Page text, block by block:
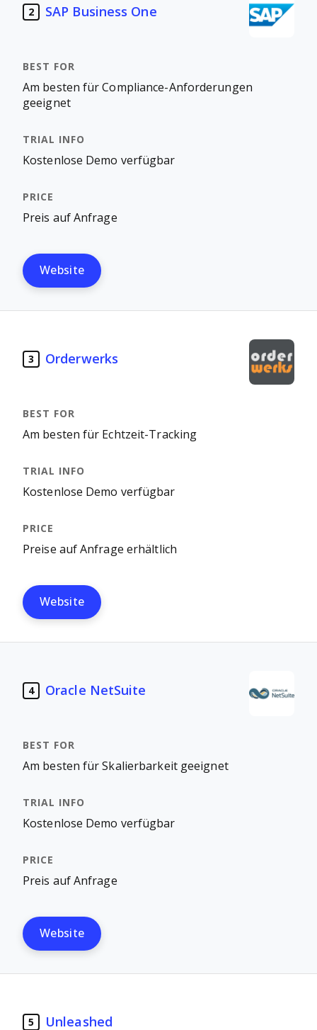
2 SAP Business One
Am besten für Compliance-Anforderungen
geeignet
Kostenlose Demo verfügbar
Preis auf Anfrage
Website
3 Orderwerks
Am besten für Echtzeit-Tracking
Kostenlose Demo verfügbar
Preise auf Anfrage erhältlich
Website
4 Oracle NetSuite
Am besten für Skalierbarkeit geeignet
Kostenlose Demo verfügbar
Preis auf Anfrage
Website
5 Unleashed